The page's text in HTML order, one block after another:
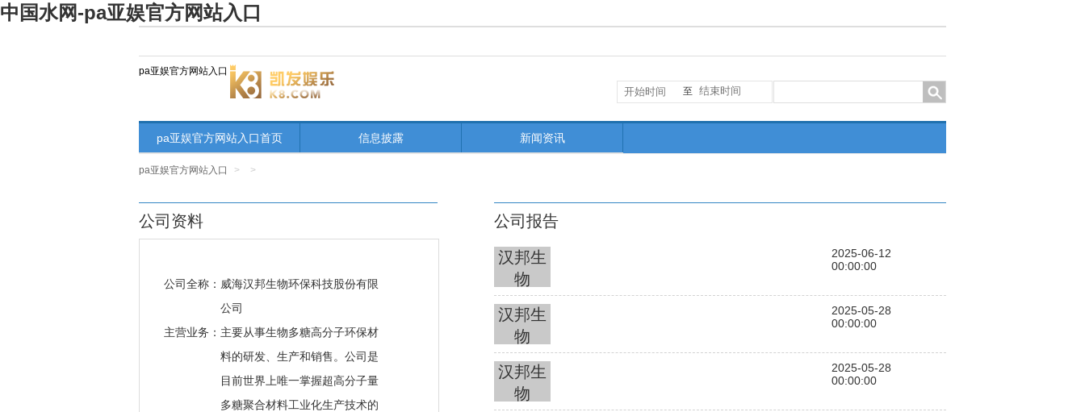
中国水网-pa亚娱官方网站入口
pa亚娱官方网站入口
至
pa亚娱官方网站入口首页 信息披露 新闻资讯
pa亚娱官方网站入口 > >
公司资料
公司全称： 威海汉邦生物环保科技股份有限
公司
主营业务： 主要从事生物多糖高分子环保材
料的研发、生产和销售。公司是
目前世界上唯一掌握超高分子量
多糖聚合材料工业化生产技术的
公司报告
汉邦生
物
2025-06-12
00:00:00
汉邦生
物
2025-05-28
00:00:00
汉邦生
物
2025-05-28
00:00:00